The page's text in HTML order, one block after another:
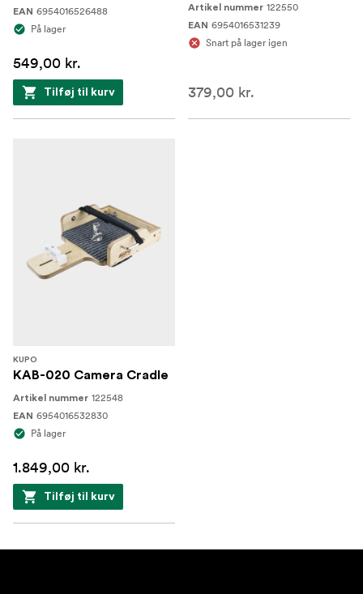
EAN 6954016526488
På lager
549,00 kr.
Tilføj til kurv
Artikel nummer 122550
EAN 6954016531239
Snart på lager igen
379,00 kr.
KUPO
KAB-020 Camera Cradle
Artikel nummer 122548
EAN 6954016532830
På lager
1.849,00 kr.
Tilføj til kurv